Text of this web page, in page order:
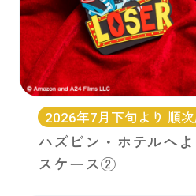
2026年7月下旬より 順
ハズビン・ホテルへ
スケース②